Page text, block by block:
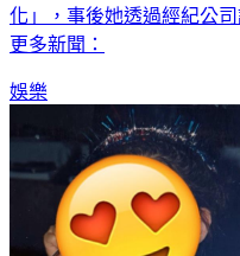
化」，事後她透過經紀公
更多新聞：
娛樂